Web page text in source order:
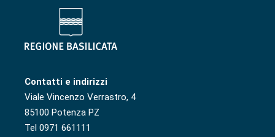
Contatti e indirizzi
Viale Vincenzo Verrastro, 4
85100 Potenza PZ
Tel 0971 661111